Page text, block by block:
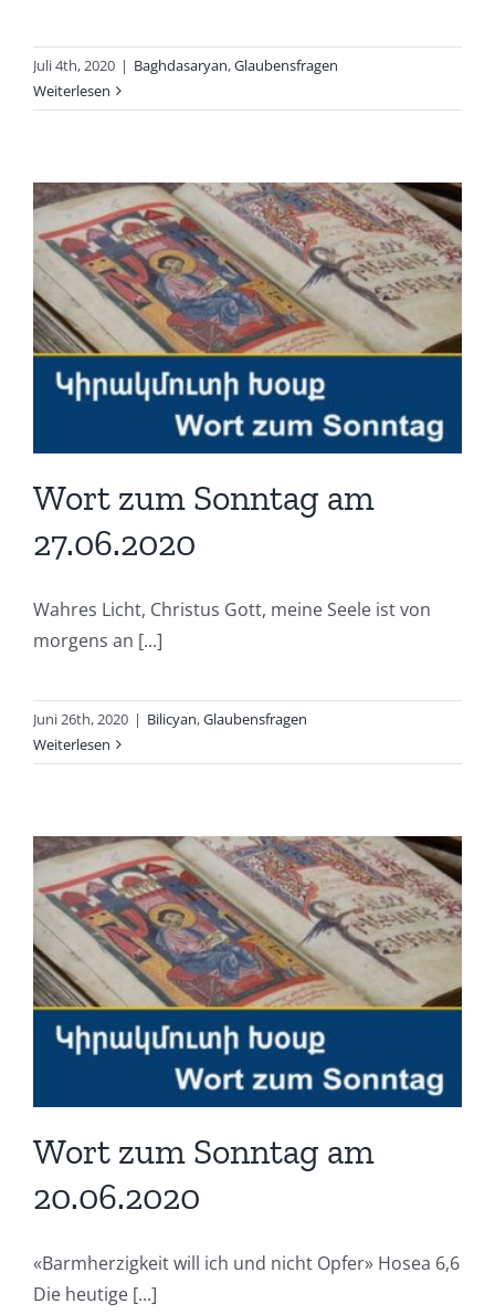
Juli 4th, 2020 | Baghdasaryan,Glaubensfragen
Weiterlesen
Wort zum Sonntag am
27.06.2020
Wahres Licht, Christus Gott, meine Seele ist von
morgens an [...]
Juni 26th, 2020 | Bilicyan,Glaubensfragen
Weiterlesen
Wort zum Sonntag am
20.06.2020
«Barmherzigkeit will ich und nicht Opfer» Hosea 6,6
Die heutige [...]